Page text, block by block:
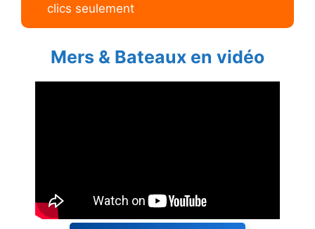
clics seulement
Mers & Bateaux en vidéo